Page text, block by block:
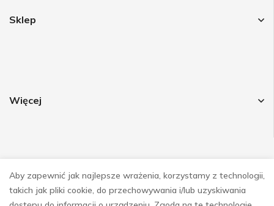
Sklep
Więcej
Obsrwuj nas
Aby zapewnić jak najlepsze wrażenia, korzystamy z technologii,
takich jak pliki cookie, do przechowywania i/lub uzyskiwania